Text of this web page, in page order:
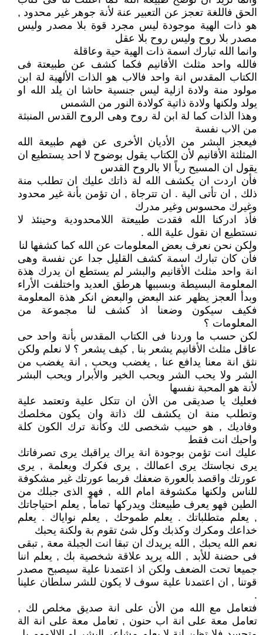
الحق فاللغة تعجز عن التعبير عنة لأنة جوهر غير محدود ,
هو ذات الهية موجودة ليس مجرد قوة بلا مصدر وليس
مصدر بلا روح وليس روح بلا عقل
وانما الله تبارك اسمة ذات الهية حية وعاقلة
فالله واحد مثلث الأقانيم فكما كشف عن طبيعتة فى
الكتاب المقدس انة واحد فالاب هو الذات الألهية لة ابن
مولود منة ولادة ازلية ليس جنسية حاشا ان يلد الله او
يولد ولكنها ولادة ذاتية كولادة النور من الشمس
وهذا الذات كما لة ابن لة روح وهى الروح القدس المنبثة
من الاب نفسة
فيعجز البشر من الأديان الأخرى عن فهم طبيعة الله
المثلثة الأقانيم لأن الكتاب يقول بوضوح لا احد يستطيع ان
يقول ان المسيح رباً الا بالروح القدس
فأن اردت ان يكشف الله لة ذاتك عليك ان تطلب منة
ذلك , ان تأتى الية . ان تترجاة , ان تؤمن بأنة غير محدود
وغيرك محسوس وغير مدرك
فأذ ادركنا الله فقدت طبيعتة اللامحدودية وحينئذ لا
نستطيع ان نقول علية الله .
ولكن نحن نعرف بعض المعلومات عن الله كما كشفها لنا
فأن كان تبارك اسمة كشف القليل جدا عن نفسة وهى
انة واحد مثلث الأقانيم والبشر لم يستطع ان يدرك هذة
المعلومة البسيطة وبسببها هرطق العديد واختلفت الأراء
وبدأ العجز يظهر عند البعض والبعض انكر هذة المعلومة
فكيف سيكون وضعنا اذ كشف لنا مجموعة من
المعلومات ؟
لكن حسب ما وردنا فى الكتاب المقدس بأنة واحد حى
عاقل مثلث الأقانيم يشعر بنا , كيف يشعر ؟ لا نعلم ولكن
نثق انة معنا يدافع عنا , يغضب ويحب , انة يغضب من
الشر ولا يحب الشر ويحب الخير والأبرار ويحب البشر
لأنة هو المحبة نفسها
فعليك يا صديقى من الأن ان تتكل علية وتعتمد علية
وتطلب منة ان يكشف لك ذاتة وان يكون مخلصك
وفاديك , هو حبيب شخصى لك وكأنة ترك الكون كلة
واحبك انت فقط
عليك انت تؤمن بوجودة انة يراك يراقبك يرى تصرفاتك
يرى نجاستك يرى اعمالك , يرى فكرك ويعلمة , يرى
عورتك واقصد بالعورة ضعفك فربما عورتك غير مشكوفة
للناس ولكنها مكشوفة امام الله , فهو الذى جبلك من
الطين فهو يعرف طبيعتك ويدركها تماماً , يعلم احتياجاتك
, يعلم متطلباتك . يعلم طموحك , يعلم نواياك . يعلم
خداعك ومكرك وكذبك وكل شئ تقوم بة ولكنة يحبك
نعم الله يحبك , الله يريدك ان تبقا انت الجبلة معة , تبقى
فى حضنة للأبد , الله يريد علاقة شخصية بك , يعلم اننا
جميعا تحت الضعف ولكن اذ اعتمدنا علية سيصبح مصدر
قوتنا , ان اعتمدنا علية سوف لا يكون للشر سلطان علينا
.
فتعامل مع الله من الأن على انة صديق مخلص لك ,
تعامل معة على انة اب حنون , تعامل معة على انة الة